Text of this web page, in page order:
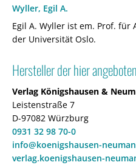
Wyller, Egil A.
Egil A. Wyller ist em. Prof. für
der Universität Oslo.
Hersteller der hier
Verlag Königshausen &
Leistenstraße 7
D-97082 Würzburg
0931 32 98 70-0
info@koenigshausen-
verlag.koenigshausen-